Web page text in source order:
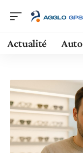
Actualité Auto